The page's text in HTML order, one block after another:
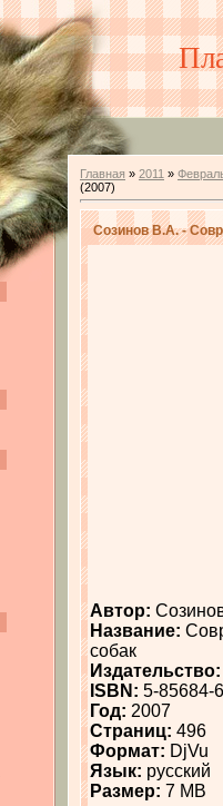
Главная » 2011 »
(2007)
Созинов В.А. -
Автор:
Название:
собак
Издательство:
ISBN: 5-85684-
Год: 2007
Страниц: 496
Формат: DjVu
Язык: русский
Размер: 7 MB